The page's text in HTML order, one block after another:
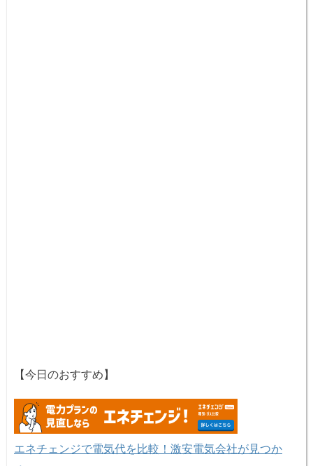
【今日のおすすめ】
エネチェンジで電気代を比較！激安電気会社が見つか